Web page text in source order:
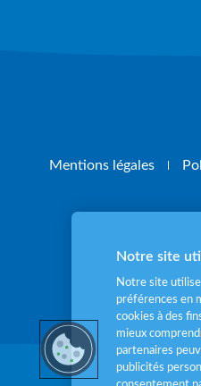
Mentions légales
Notre site
Notre site
préférences en
cookies à des
mieux
partenaires
publicités